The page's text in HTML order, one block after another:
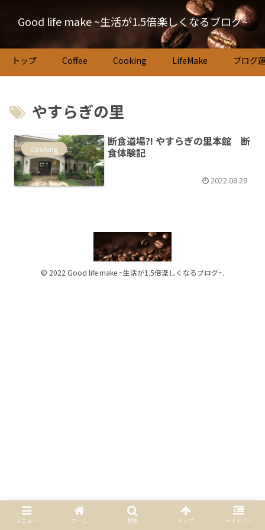
Good life make ~生活が1.5倍楽しくなるブログ~
トップ Coffee Cooking LifeMake ブログ
やすらぎの里
Cooking
断食道場?! やすらぎの里本館 断
食体験記
2022.08.28
© 2022 Good life make ~生活が1.5倍楽しくなるブログ~.
メニュー ホーム 検索 トップ サイドバー